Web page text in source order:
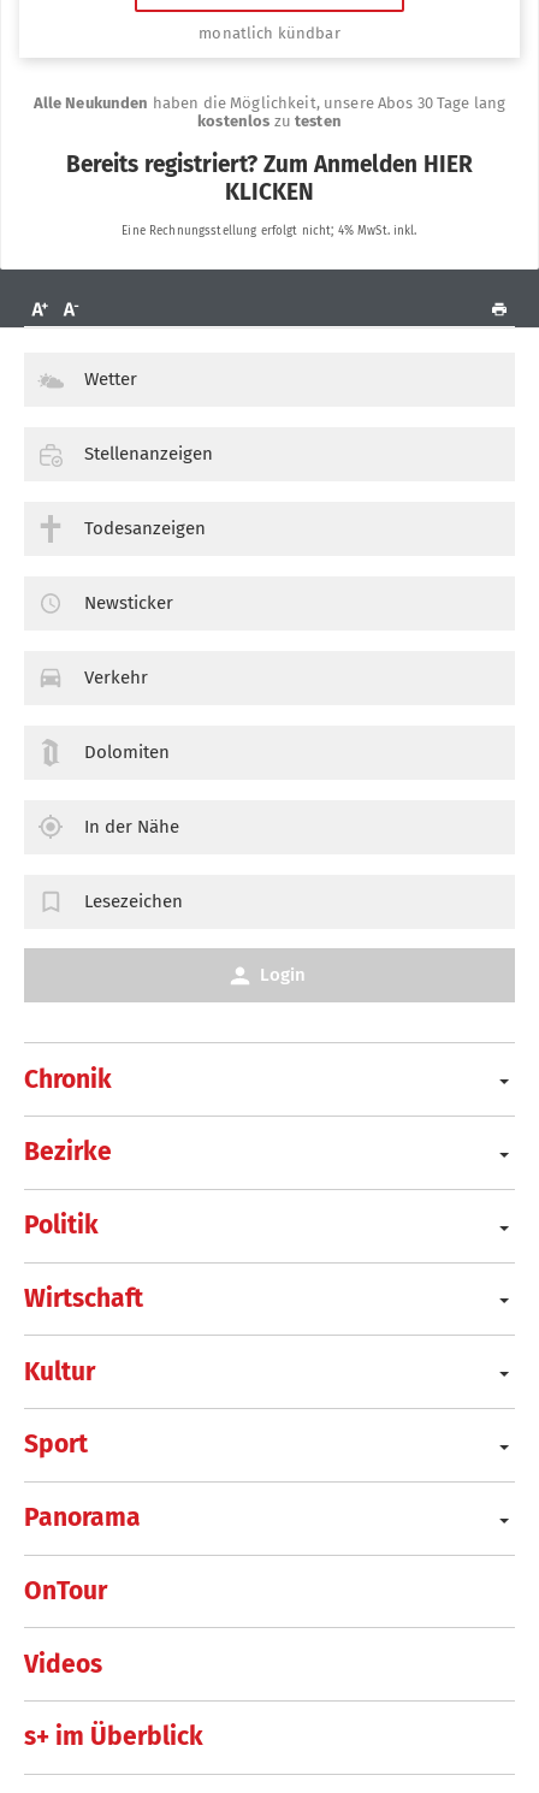
Chronik
Bezirke
Politik
Wirtschaft
Kultur
Sport
Panorama
OnTour
Videos
s+ im Überblick
Wetter
Stellenanzeigen
Todesanzeigen
Newsticker
Verkehr
Dolomiten
In der Nähe
Lesezeichen
Login